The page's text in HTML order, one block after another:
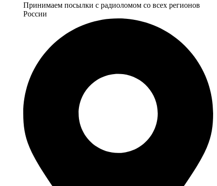
Принимаем посылки с радиоломом со всех регионов
России